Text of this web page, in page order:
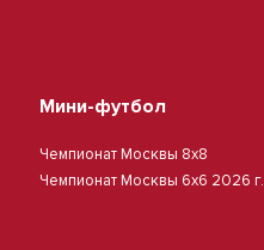
Мини-футбол
Чемпионат Москвы 8х8
Чемпионат Москвы 6х6 2026 г.